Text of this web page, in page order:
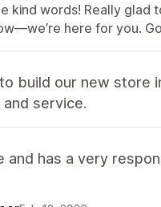
kind words! Really glad
here for you.
build our new store
service.
and has a very